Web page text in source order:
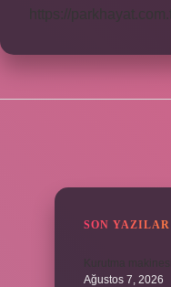
https://parkhayat.com.tr
SON YAZILAR
Ağustos 7, 2026